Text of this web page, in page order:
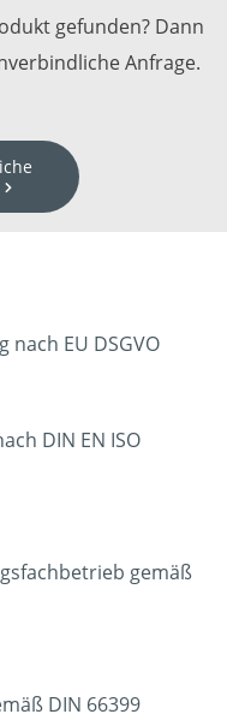
gefunden? Dann
Anfrage.
EU DSGVO
DIN EN ISO
gemäß
DIN 66399